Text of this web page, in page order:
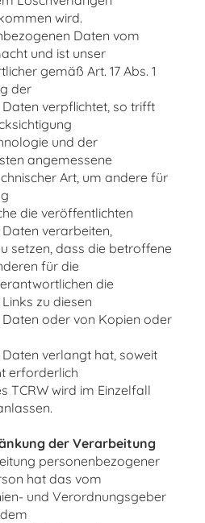
wird.
Daten vom
und ist unser
gemäß Art. 17 Abs. 1
der
verpflichtet, so trifft
und der
angemessene
Art, um andere für
die veröffentlichten
verarbeiten,
setzen, dass die betroffene
für die
die
zu diesen
oder von Kopien oder
verlangt hat, soweit
erforderlich
TCRW wird im Einzelfall
der Verarbeitung
personenbezogener
hat das vom
und Verordnungsgeber